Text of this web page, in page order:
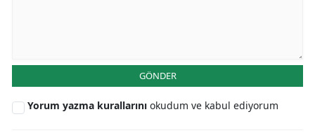
GÖNDER
Yorum yazma kurallarını okudum ve kabul ediyorum